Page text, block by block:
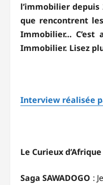
l’immobilier
que rencontrent
Immobilier… C’est
Immobilier. Lisez
Interview réalisée
Le Curieux
Saga SAWADOGO :